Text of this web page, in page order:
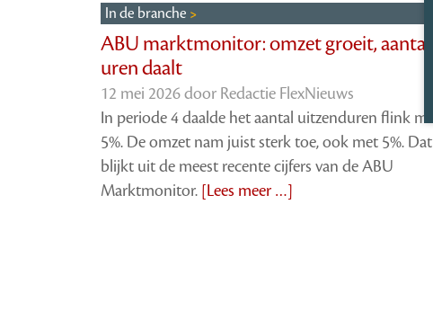
In de branche
ABU marktmonitor: omzet groeit, aantal
uren daalt
12 mei 2026 door Redactie FlexNieuws
In periode 4 daalde het aantal uitzenduren flink met
5%. De omzet nam juist sterk toe, ook met 5%. Dat
blijkt uit de meest recente cijfers van de ABU
Marktmonitor. [Lees meer …]